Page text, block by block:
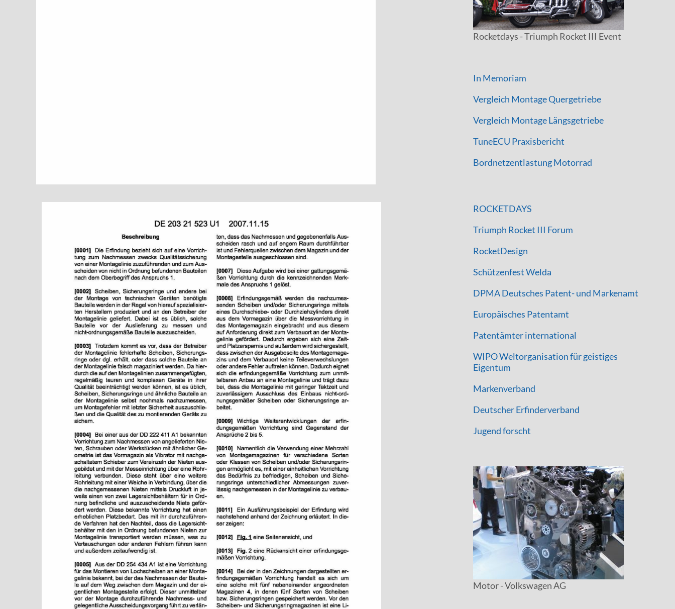
Rocketdays - Triumph Rocket III Event
In Memoriam
Vergleich Montage Quergetriebe
Vergleich Montage Längsgetriebe
TuneECU Praxisbericht
Bordnetzentlastung Motorrad
ROCKETDAYS
Triumph Rocket III Forum
RocketDesign
Schützenfest Welda
DPMA Deutsches Patent- und Markenamt
Europäisches Patentamt
Patentämter international
WIPO Weltorganisation für geistiges
Eigentum
Markenverband
Deutscher Erfinderverband
Jugend forscht
Motor - Volkswagen AG